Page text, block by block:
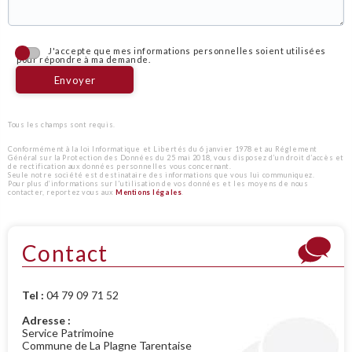
Mines de Macot (Lequenay)
Les Mines du Versant du Soleil
Fruitières de La Côte d’Aime et Montméry
École d’Autrefois, à La Côte d’Aime
Église St Laurent, à la Côte d’Aime, chef-lieu
Église St François de Salles et Chapelle Notre Dame de
Lourdes, à Valezan
Les Villages de Montméry et Valezan
Les Circuits VAE : Patrimoine et découvertes des richesses
naturelles
Vignes et Pressoir de La Côte d’Aime
J'accepte que mes informations personnelles soient utilisées
pour répondre à ma demande.
Tous les champs sont requis.
Conformément à la loi Informatique et Libertés du 6 janvier 1978 et au Réglement
Général sur la Protection des Données du 25 mai 2018, vous disposez d’un droit d’accès et
de rectification aux données personnelles vous concernant.
Seule notre société est destinataire des informations que vous lui communiquez.
Pour plus d’informations sur l'utilisation de vos données et les moyens de nous
contacter, reportez vous auxMentions légales
Contact
Tel : 04 79 09 71 52
Adresse :
Service Patrimoine
Commune de La Plagne Tarentaise